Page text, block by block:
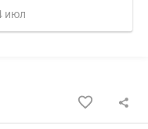
июл